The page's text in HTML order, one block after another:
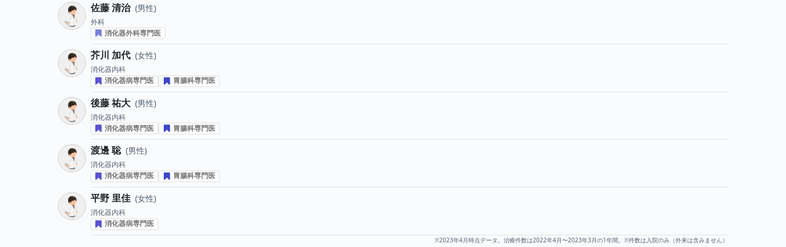
佐藤 清治 男性
外科
消化器外科専門医
芥川 加代 女性
消化器内科
消化器病専門医
胃腸科専門医
後藤 祐大 男性
消化器内科
消化器病専門医
胃腸科専門医
渡邊 聡 男性
消化器内科
消化器病専門医
胃腸科専門医
平野 里佳 女性
消化器内科
消化器病専門医
※2023年4月時点データ。治療件数は2022年4月〜2023年3月の1年間。※件数は入院のみ（外来は含みません）